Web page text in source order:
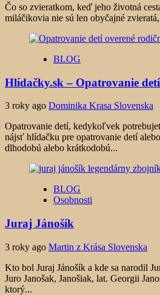
Čo so zvieratkom, keď jeho životná
miláčikovia nie sú len obyčajné
BLOG
Hlídačky.sk – Opatrovanie
3 roky ago Dominika Krasa Slovenska
Opatrovanie detí, kedykoľvek
nájsť hlídačku pre opatrovanie detí
dlhodobú alebo krátkodobú...
BLOG
Osobnosti
Juraj Jánošík
3 roky ago Martin z Krása Slovenska
Kto bol Juraj Jánošík a kde sa narodil
Juro Janošak, Janošiak, lat. Georgii
ktorý...